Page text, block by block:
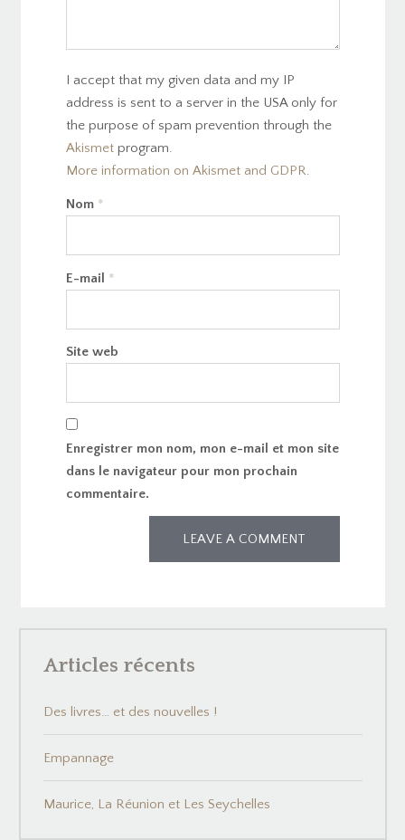
I accept that my given data and my IP
address is sent to a server in the USA only for
the purpose of spam prevention through the
Akismetprogram.
More information on Akismet and GDPR.
Nom *
E-mail *
Site web
Enregistrer mon nom, mon e-mail et mon site
dans le navigateur pour mon prochain
commentaire.
Articles récents
Des livres… et des nouvelles !
Empannage
Maurice, La Réunion et Les Seychelles